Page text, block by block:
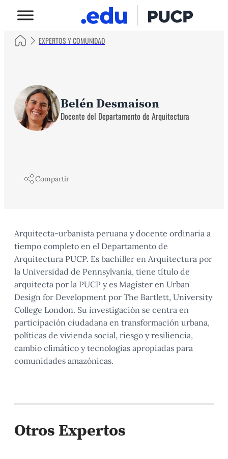
EXPERTOS Y COMUNIDAD
Belén Desmaison
Docente del Departamento de Arquitectura
Compartir
Arquitecta-urbanista peruana y docente ordinaria a
tiempo completo en el Departamento de
Arquitectura PUCP. Es bachiller en Arquitectura por
la Universidad de Pennsylvania, tiene título de
arquitecta por la PUCP y es Magíster en Urban
Design for Development por The Bartlett, University
College London. Su investigación se centra en
participación ciudadana en transformación urbana,
políticas de vivienda social, riesgo y resiliencia,
cambio climático y tecnologías apropiadas para
comunidades amazónicas.
Otros Expertos